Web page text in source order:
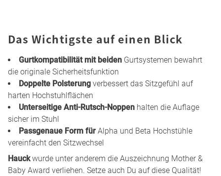
Das Wichtigste auf einen Blick
Gurtkompatibilität mit beiden Gurtsystemen bewahrt
die originale Sicherheitsfunktion
Doppelte Polsterung verbessert das Sitzgefühl auf
harten Hochstuhlflächen
Unterseitige Anti-Rutsch-Noppen halten die Auflage
sicher im Stuhl
Passgenaue Form für Alpha und Beta Hochstühle
vereinfacht den Sitzwechsel
Hauckwurde unter anderem die Auszeichnung Mother &
Baby Award verliehen. Setze auch Du auf diese Qualität!